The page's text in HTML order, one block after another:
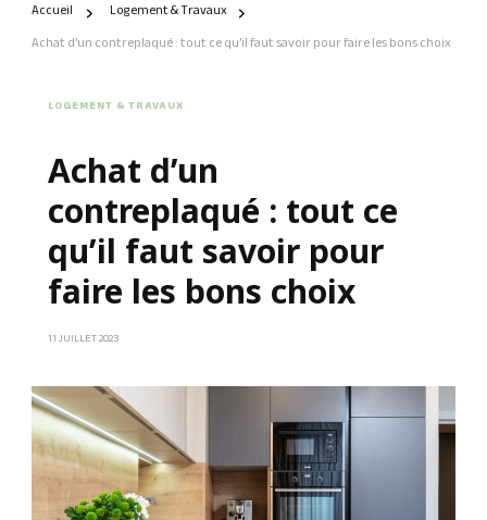
Accueil
Logement & Travaux
Achat d’un contreplaqué : tout ce qu’il faut savoir pour faire les bons choix
LOGEMENT & TRAVAUX
Achat d’un
contreplaqué : tout ce
qu’il faut savoir pour
faire les bons choix
11 JUILLET 2023